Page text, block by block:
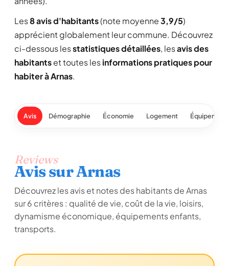
Les8 avis d'habitants(note moyenne3,9/5)
apprécient globalement leur commune. Découvrez
ci-dessous lesstatistiques détaillées, lesavis des
habitantset toutes lesinformations pratiques pour
habiter à Arnas.
Avis Démographie Économie Logement
Reviews
Avis sur Arnas
Découvrez les avis et notes des habitants de Arnas
sur 6 critères : qualité de vie, coût de la vie, loisirs,
dynamisme économique, équipements enfants,
transports.